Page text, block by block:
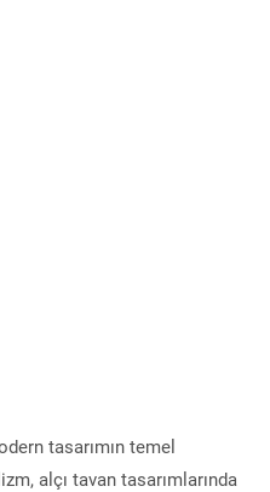
tasarımın temel
alçı tavan tasarımlarında